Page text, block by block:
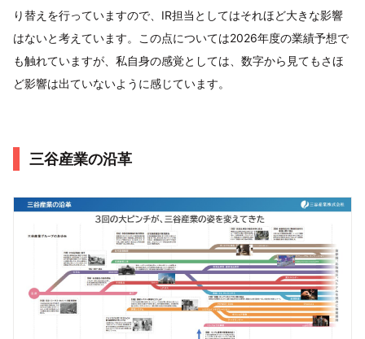
り替えを行っていますので、IR担当としてはそれほど大きな影響
はないと考えています。この点については2026年度の業績予想で
も触れていますが、私自身の感覚としては、数字から見てもさほ
ど影響は出ていないように感じています。
三谷産業の沿革